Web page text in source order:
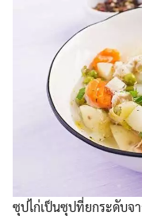
ซุปไก่เป็นซุปที่ยกระดับจ